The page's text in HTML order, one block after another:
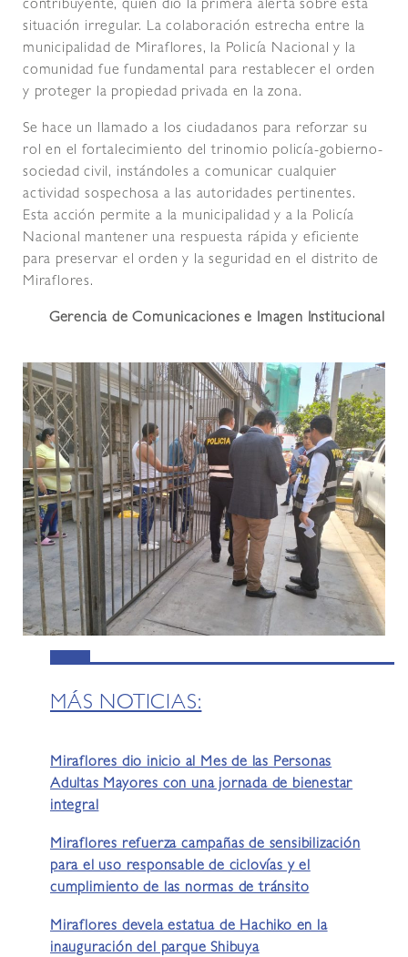
contribuyente, quien dio la primera alerta sobre esta
situación irregular. La colaboración estrecha entre la
municipalidad de Miraflores, la Policía Nacional y la
comunidad fue fundamental para restablecer el orden
y proteger la propiedad privada en la zona.
Se hace un llamado a los ciudadanos para reforzar su
rol en el fortalecimiento del trinomio policía-gobierno-
sociedad civil, instándoles a comunicar cualquier
actividad sospechosa a las autoridades pertinentes.
Esta acción permite a la municipalidad y a la Policía
Nacional mantener una respuesta rápida y eficiente
para preservar el orden y la seguridad en el distrito de
Miraflores.
Gerencia de Comunicaciones e Imagen Institucional
MÁS NOTICIAS:
Miraflores dio inicio al Mes de las Personas
Adultas Mayores con una jornada de bienestar
integral
Miraflores refuerza campañas de sensibilización
para el uso responsable de ciclovías y el
cumplimiento de las normas de tránsito
Miraflores devela estatua de Hachiko en la
inauguración del parque Shibuya